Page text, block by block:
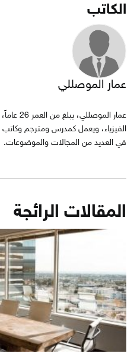
الكاتب
عمار الموصللي
عمار
الفيزياء، ويعمل كمدرس ومترجم
في العديد من المجالات والموضوعات.
المقالات الرائجة